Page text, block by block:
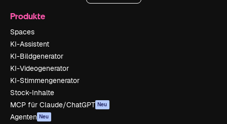
Produkte
Spaces
KI-Assistent
KI-Bildgenerator
KI-Videogenerator
KI-Stimmengenerator
Stock-Inhalte
MCP für Claude/ChatGPT Neu
Agenten Neu